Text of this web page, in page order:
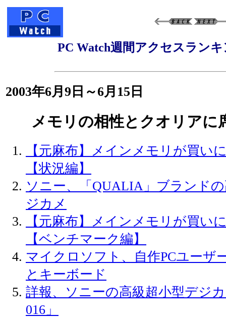
PC Watch週間アクセスラン
2003年6月9日～6月15日
メモリの相性とクオリアに
【元麻布】メインメモリが買い
【状況編】
ソニー、「QUALIA」ブランド
ジカメ
【元麻布】メインメモリが買い
【ベンチマーク編】
マイクロソフト、自作PCユーザ
とキーボード
詳報、ソニーの高級超小型デジ
016」